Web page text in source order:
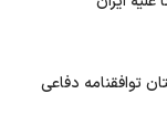
توافقنامه دفاعی